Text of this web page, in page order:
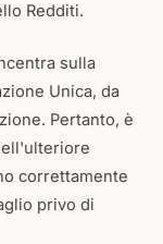
Redditi.
sulla
Unica, da
Pertanto, è
correttamente
privo di